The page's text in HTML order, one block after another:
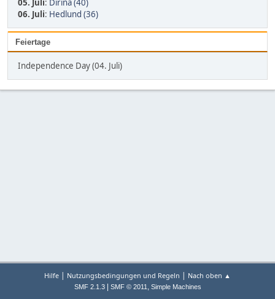
06. Juli: Hedlund (36)
Feiertage
Independence Day (04. Juli)
Hilfe | Nutzungsbedingungen und Regeln | Nach oben ▲
SMF 2.1.3| SMF © 2011, Simple Machines